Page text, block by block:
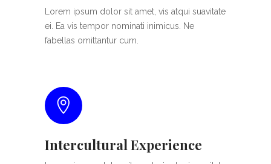
Lorem ipsum dolor sit amet, vis atqui suavitate
ei. Ea vis tempor nominati inimicus. Ne
fabellas omittantur cum.
Intercultural Experience